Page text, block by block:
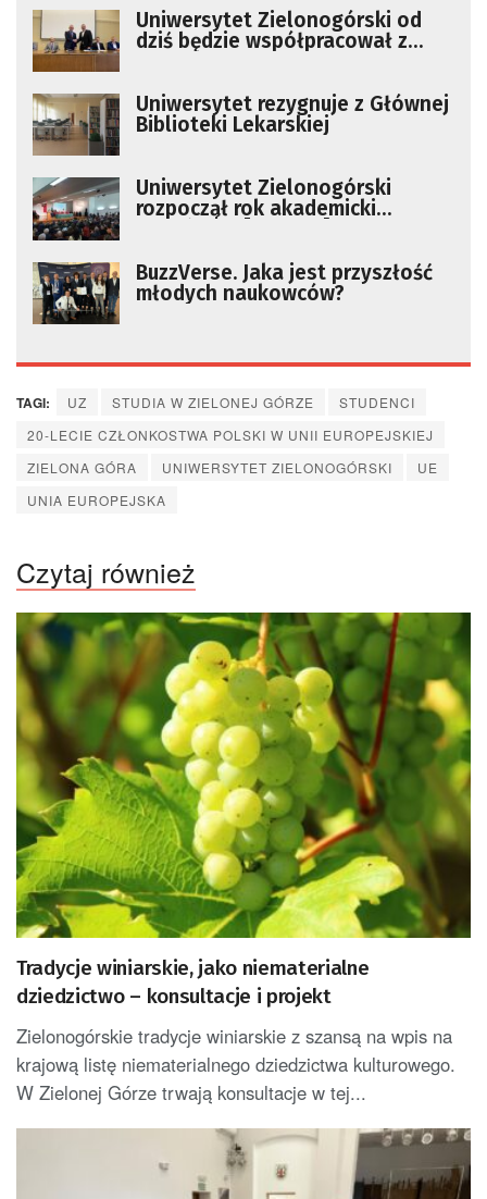
Uniwersytet Zielonogórski od
dziś będzie współpracował z
Uniwersytet rezygnuje z Głównej
Biblioteki Lekarskiej
Uniwersytet Zielonogórski
rozpoczął rok akademicki
BuzzVerse. Jaka jest przyszłość
młodych naukowców?
TAGI: UZ STUDIA W ZIELONEJ GÓRZE
STUDENCI
20-LECIE CZŁONKOSTWA POLSKI W UNII EUROPEJSKIEJ
ZIELONA GÓRA
UNIWERSYTET ZIELONOGÓRSKI
UE
UNIA EUROPEJSKA
Czytaj również
Tradycje winiarskie, jako niematerialne
dziedzictwo – konsultacje i projekt
Zielonogórskie tradycje winiarskie z szansą na wpis na
krajową listę niematerialnego dziedzictwa kulturowego.
W Zielonej Górze trwają konsultacje w tej...